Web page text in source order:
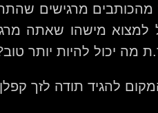
מהכותבים מרגישים
למצוא מישהו שאתה
מה יכול להיות יותר
להגיד תודה לזך